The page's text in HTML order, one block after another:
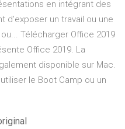
en intégrant des
d’exposer un travail ou une
Télécharger Office 2019
Office 2019. La
disponible sur Mac.
le Boot Camp ou un